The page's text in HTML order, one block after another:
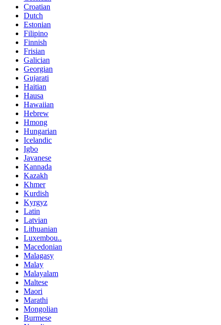
Croatian
Dutch
Estonian
Filipino
Finnish
Frisian
Galician
Georgian
Gujarati
Haitian
Hausa
Hawaiian
Hebrew
Hmong
Hungarian
Icelandic
Igbo
Javanese
Kannada
Kazakh
Khmer
Kurdish
Kyrgyz
Latin
Latvian
Lithuanian
Luxembou..
Macedonian
Malagasy
Malay
Malayalam
Maltese
Maori
Marathi
Mongolian
Burmese